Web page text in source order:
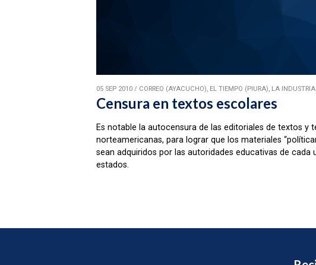
05 SEP 2010/ CORREO (AYACUCHO), EL TIEMPO (PIURA), LA
Censura en textos escolares
Es notable la autocensura de las editoriales de textos y
norteamericanas, para lograr que los materiales
sean adquiridos por las autoridades educativas de cada
estados.